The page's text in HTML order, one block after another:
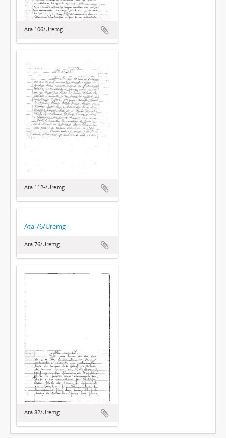
Ata 106/Uremg
Ata 112-/Uremg
Ata 76/Uremg
Ata 76/Uremg
Ata 82/Uremg